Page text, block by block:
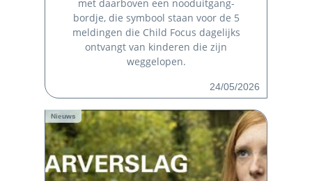
met daarboven een nooduitgang-
bordje, die symbool staan voor de 5
meldingen die Child Focus dagelijks
ontvangt van kinderen die zijn
weggelopen.
24/05/2026
Nieuws